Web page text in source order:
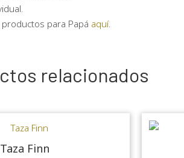
para Papá aquí.
relacionados
Taza Finn